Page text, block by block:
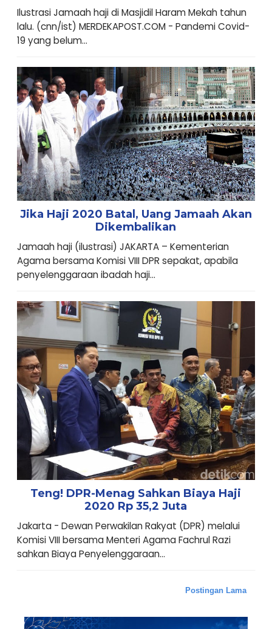
Ilustrasi Jamaah haji di Masjidil Haram Mekah tahun
lalu. (cnn/ist) MERDEKAPOST.COM - Pandemi Covid-
19 yang belum...
Jika Haji 2020 Batal, Uang Jamaah Akan
Dikembalikan
Jamaah haji (ilustrasi) JAKARTA – Kementerian
Agama bersama Komisi VIII DPR sepakat, apabila
penyelenggaraan ibadah haji...
Teng! DPR-Menag Sahkan Biaya Haji
2020 Rp 35,2 Juta
Jakarta - Dewan Perwakilan Rakyat (DPR) melalui
Komisi VIII bersama Menteri Agama Fachrul Razi
sahkan Biaya Penyelenggaraan...
Postingan Lama